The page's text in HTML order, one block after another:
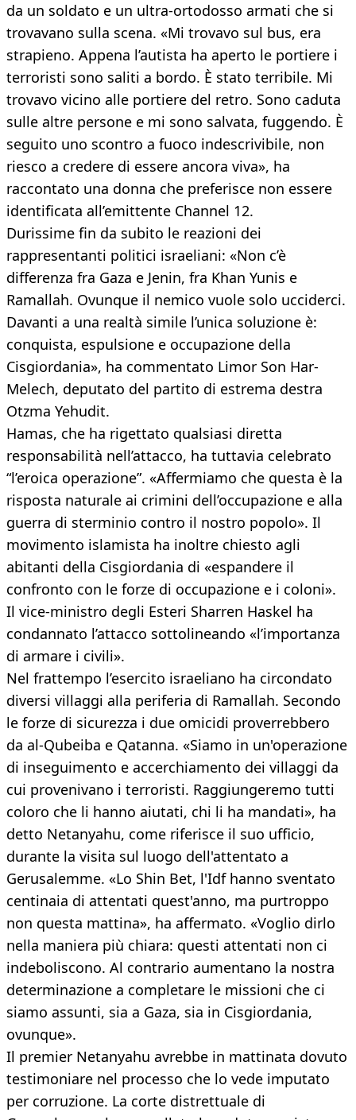
da un soldato e un ultra-ortodosso armati che si
trovavano sulla scena. «Mi trovavo sul bus, era
strapieno. Appena l’autista ha aperto le portiere i
terroristi sono saliti a bordo. È stato terribile. Mi
trovavo vicino alle portiere del retro. Sono caduta
sulle altre persone e mi sono salvata, fuggendo. È
seguito uno scontro a fuoco indescrivibile, non
riesco a credere di essere ancora viva», ha
raccontato una donna che preferisce non essere
identificata all’emittente Channel 12.
Durissime fin da subito le reazioni dei
rappresentanti politici israeliani: «Non c’è
differenza fra Gaza e Jenin, fra Khan Yunis e
Ramallah. Ovunque il nemico vuole solo ucciderci.
Davanti a una realtà simile l’unica soluzione è:
conquista, espulsione e occupazione della
Cisgiordania», ha commentato Limor Son Har-
Melech, deputato del partito di estrema destra
Otzma Yehudit.
Hamas, che ha rigettato qualsiasi diretta
responsabilità nell’attacco, ha tuttavia celebrato
“l’eroica operazione”. «Affermiamo che questa è la
risposta naturale ai crimini dell’occupazione e alla
guerra di sterminio contro il nostro popolo». Il
movimento islamista ha inoltre chiesto agli
abitanti della Cisgiordania di «espandere il
confronto con le forze di occupazione e i coloni».
Il vice-ministro degli Esteri Sharren Haskel ha
condannato l’attacco sottolineando «l’importanza
di armare i civili».
Nel frattempo l’esercito israeliano ha circondato
diversi villaggi alla periferia di Ramallah. Secondo
le forze di sicurezza i due omicidi proverrebbero
da al-Qubeiba e Qatanna. «Siamo in un'operazione
di inseguimento e accerchiamento dei villaggi da
cui provenivano i terroristi. Raggiungeremo tutti
coloro che li hanno aiutati, chi li ha mandati», ha
detto Netanyahu, come riferisce il suo ufficio,
durante la visita sul luogo dell'attentato a
Gerusalemme. «Lo Shin Bet, l'Idf hanno sventato
centinaia di attentati quest'anno, ma purtroppo
non questa mattina», ha affermato. «Voglio dirlo
nella maniera più chiara: questi attentati non ci
indeboliscono. Al contrario aumentano la nostra
determinazione a completare le missioni che ci
siamo assunti, sia a Gaza, sia in Cisgiordania,
ovunque».
Il premier Netanyahu avrebbe in mattinata dovuto
testimoniare nel processo che lo vede imputato
per corruzione. La corte distrettuale di